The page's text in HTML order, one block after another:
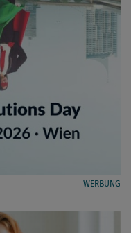
WERBUNG